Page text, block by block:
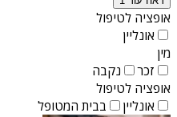
אופציה לטיפול
אונליין
מין
זכר
נקבה
אופציה לטיפול
אונליין
בבית המטופל